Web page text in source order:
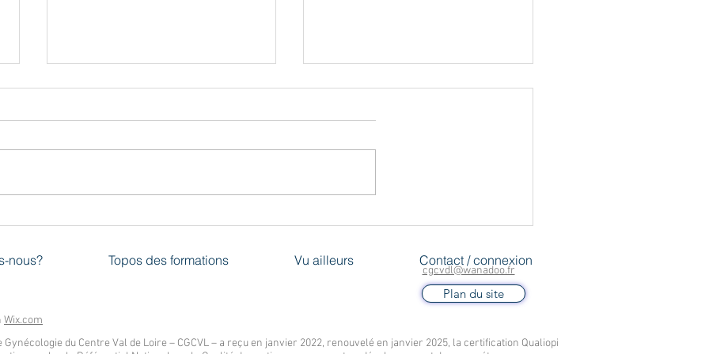
physique à des fins de santé
avec le stérilet hormonal
Jaydess, rappel des
recommandations
nous? Topos des formations Vu ailleurs Contact / connexion
cgcvdl@wanadoo.fr
Plan du site
Wix.com
Gynécologie du Centre Val de Loire – CGCVL – a reçu en janvier 2022, renouvelé en janvier 2025, la certification Qualiopi